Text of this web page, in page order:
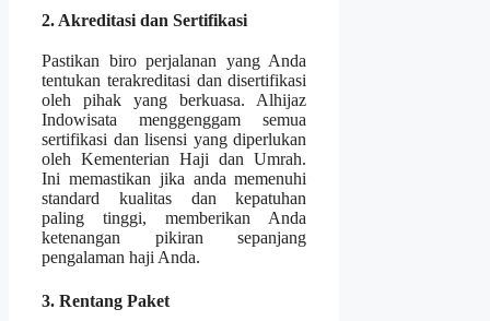
2. Akreditasi dan Sertifikasi
Pastikan biro perjalanan yang Anda
tentukan terakreditasi dan disertifikasi
oleh pihak yang berkuasa. Alhijaz
Indowisata menggenggam semua
sertifikasi dan lisensi yang diperlukan
oleh Kementerian Haji dan Umrah.
Ini memastikan jika anda memenuhi
standard kualitas dan kepatuhan
paling tinggi, memberikan Anda
ketenangan pikiran sepanjang
pengalaman haji Anda.
3. Rentang Paket